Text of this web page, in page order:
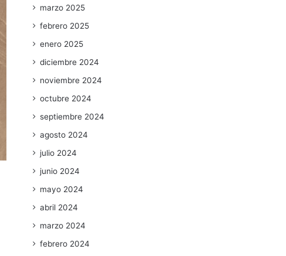
marzo 2025
febrero 2025
enero 2025
diciembre 2024
noviembre 2024
octubre 2024
septiembre 2024
agosto 2024
julio 2024
junio 2024
mayo 2024
abril 2024
marzo 2024
febrero 2024